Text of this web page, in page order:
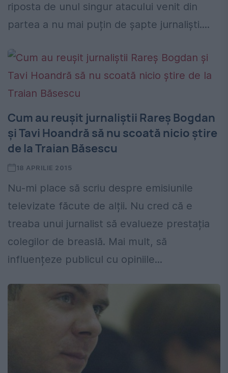
riposta de unul singur atacului venit din
partea a nu mai puțin de șapte jurnaliști....
Cum au reușit jurnaliștii Rareș Bogdan
și Tavi Hoandră să nu scoată nicio știre
de la Traian Băsescu
18 APRILIE 2015
Nu-mi place să scriu despre emisiunile
televizate făcute de alții. Nu cred că e
treaba unui jurnalist să evalueze prestația
colegilor de breaslă. Mai mult, să
influențeze publicul cu opiniile...